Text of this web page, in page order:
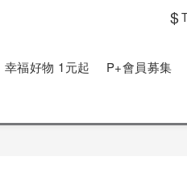
$
幸福好物 1元起 P+會員募集